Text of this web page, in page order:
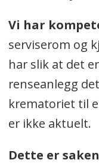
Vi har
serviserom og
har slik at det
renseanlegg
krematoriet til
er ikke aktuelt.
Dette er